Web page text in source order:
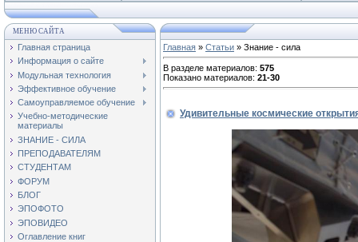
МЕНЮ САЙТА
Главная страница
Информация о сайте
Модульная технология
Эффективное обучение
Самоуправляемое обучение
Учебно-методические
материалы
ЗНАНИЕ - СИЛА
ПРЕПОДАВАТЕЛЯМ
СТУДЕНТАМ
ФОРУМ
БЛОГ
ЭПОФОТО
ЭПОВИДЕО
Оглавление книг
Главная » Статьи » Знание - сила
В разделе материалов: 575
Показано материалов: 21-30
Удивительные космические